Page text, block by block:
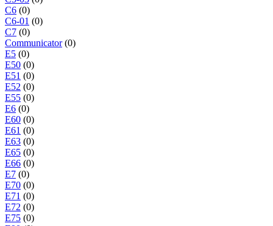
C6 (0)
C6-01 (0)
C7 (0)
Communicator(0)
E5 (0)
E50 (0)
E51 (0)
E52 (0)
E55 (0)
E6 (0)
E60 (0)
E61 (0)
E63 (0)
E65 (0)
E66 (0)
E7 (0)
E70 (0)
E71 (0)
E72 (0)
E75 (0)